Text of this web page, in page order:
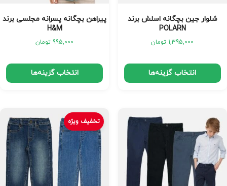
شلوار جین بچگانه اسلش برند
POLARN
1,395,000 تومان
انتخاب گزینه‌ها
پیراهن بچگانه پسرانه مجلسی برند
H&M
995,000 تومان
انتخاب گزینه‌ها
تخفیف ویژه